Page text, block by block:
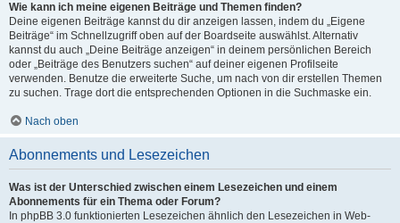
Wie kann ich meine eigenen Beiträge und Themen finden?
Deine eigenen Beiträge kannst du dir anzeigen lassen, indem du „Eigene
Beiträge“ im Schnellzugriff oben auf der Boardseite auswählst. Alternativ
kannst du auch „Deine Beiträge anzeigen“ in deinem persönlichen Bereich
oder „Beiträge des Benutzers suchen“ auf deiner eigenen Profilseite
verwenden. Benutze die erweiterte Suche, um nach von dir erstellen Themen
zu suchen. Trage dort die entsprechenden Optionen in die Suchmaske ein.
Nach oben
Abonnements und Lesezeichen
Was ist der Unterschied zwischen einem Lesezeichen und einem
Abonnements für ein Thema oder Forum?
In phpBB 3.0 funktionierten Lesezeichen ähnlich den Lesezeichen in Web-